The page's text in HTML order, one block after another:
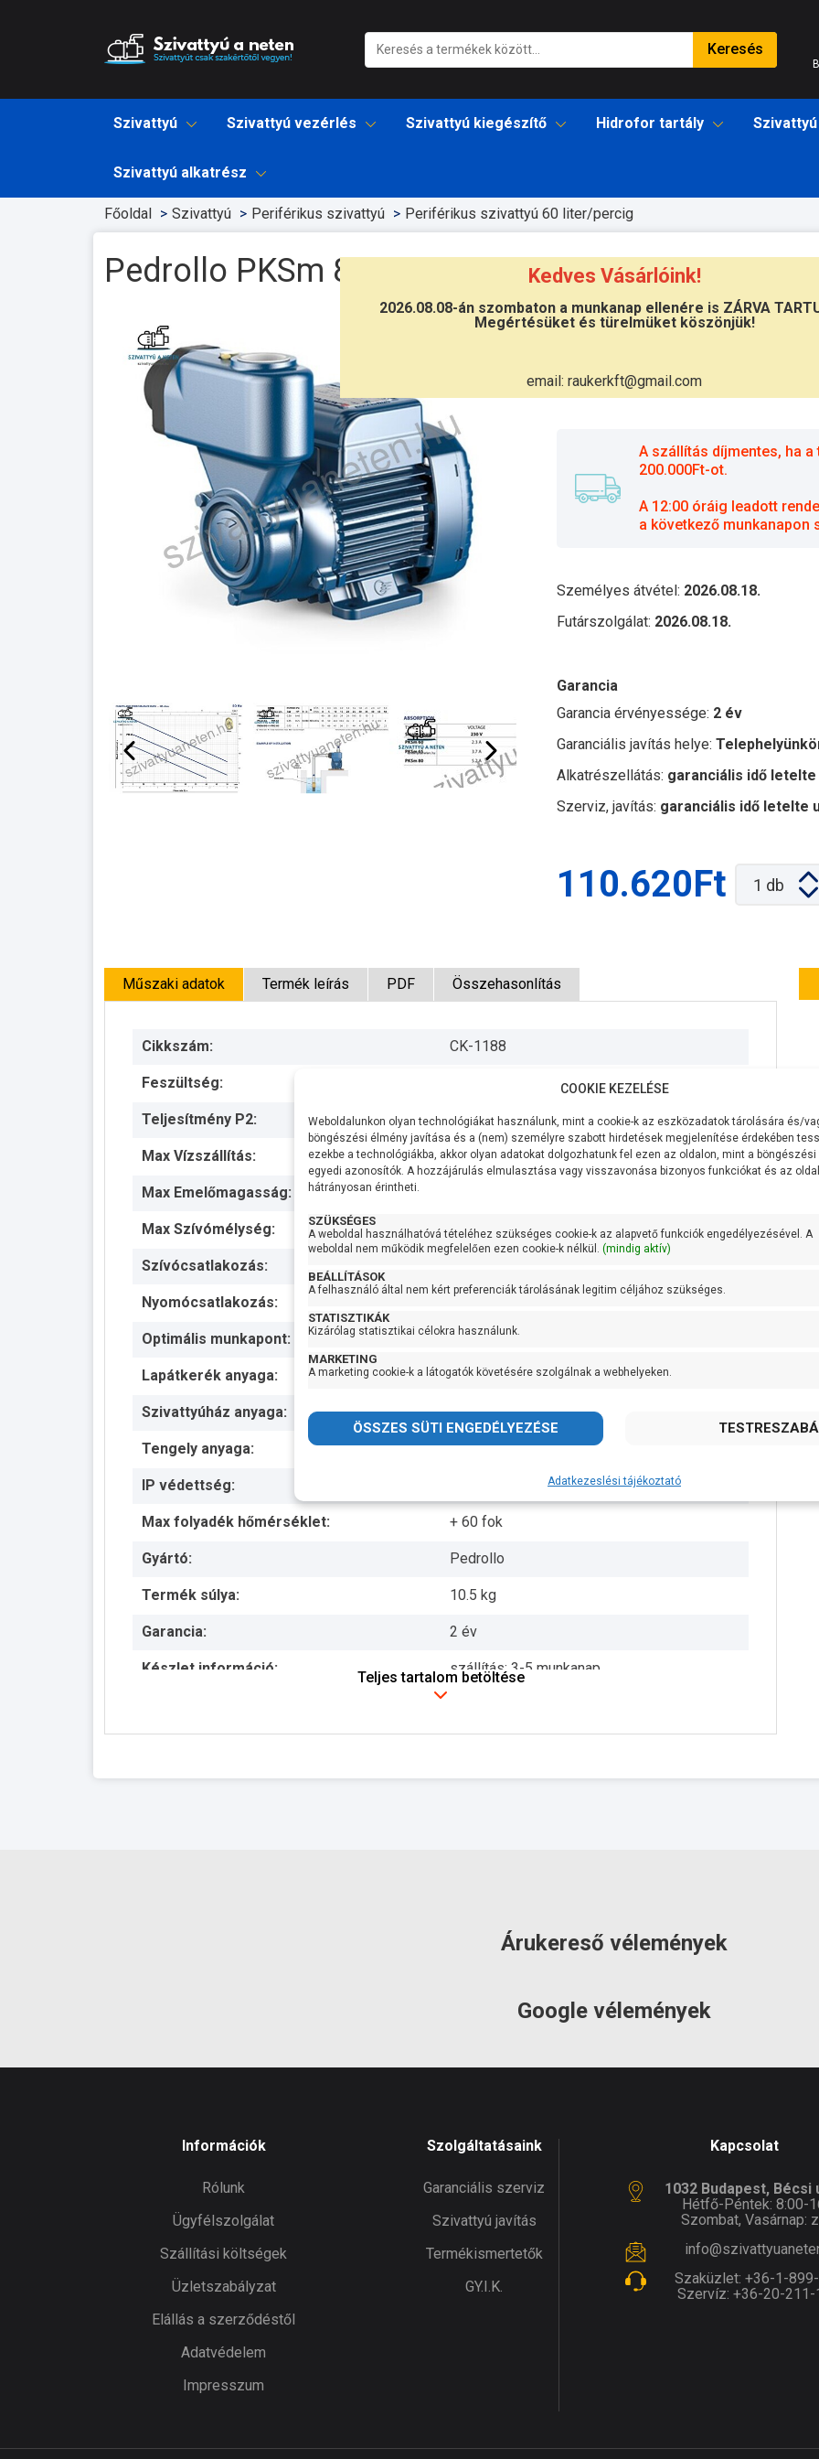
Kedves Vásárlóink!
2026.08.08-án szombaton a munkanap ellenére is ZÁRVA
Megértésüket és türelmüket köszönjük!
email: raukerkft@gmail.com
Keresés
Szivattyú Szivattyú vezérlés Szivattyú kiegészítő Hidrofor tartály
Szivattyú alkatrész
Főoldal Szivattyú Periférikus szivattyú Periférikus szivattyú 60 liter/percig
Pedrollo PKSm 80
Átvétel
Szállítási költség:3.750Ft
A szállítás díjmentes, ha
200.000Ft-ot.
A 12:00 óráig leadott
a következő munkanapon
Személyes átvétel: 2026.08.18.
Futárszolgálat: 2026.08.18.
Garancia
Garancia érvényessége: 2 év
Garanciális javítás helye:
Alkatrészellátás: garanciális idő letelte
Szerviz, javítás: garanciális idő letelte
110.620Ft 1 db
Műszaki adatok Termék leírás PDF Összehasonlítás
Cikkszám: CK-1188
Feszültség:
Teljesítmény P2: 750W
Max Vízszállítás: 50 liter/perc
Max Emelőmagasság:
Max Szívómélység: 9 méter
Szívócsatlakozás:
Nyomócsatlakozás: 1 coll
Optimális munkapont: 46 méteren 25 liter/perc
Lapátkerék anyaga: Rézötvözet
Szivattyúház anyaga: Öntvény
Tengely anyaga: AISI 431 rozsdamentes acél
IP védettség:
Max folyadék hőmérséklet: + 60 fok
Gyártó: Pedrollo
Termék súlya: 10.5 kg
Garancia: 2 év
Készlet információ: szállítás: 3-5 munkanap
Teljes tartalom betöltése
Árukereső vélemények
Google vélemények
Információk
Rólunk
Ügyfélszolgálat
Szállítási költségek
Üzletszabályzat
Elállás a szerződéstől
Adatvédelem
Impresszum
Szolgáltatásaink
Garanciális szerviz
Szivattyú javítás
Termékismertetők
GY.I.K.
Kapcsolat
1032 Budapest, Bécsi
Hétfő-Péntek: 8:00-
Szombat, Vasárnap:
Szaküzlet: +36-1-
Szervíz: +36-20-211-
COOKIE KEZELÉSE
Weboldalunkon olyan technológiákat használunk, mint a cookie-k az eszközadatok tárolására és/
böngészési élmény javítása és a (nem) személyre szabott hirdetések megjelenítése érdekében
ezekbe a technológiákba, akkor olyan adatokat dolgozhatunk fel ezen az oldalon, mint a
egyedi azonosítók. A hozzájárulás elmulasztása vagy visszavonása bizonyos funkciókat és az
hátrányosan érintheti.
SZÜKSÉGES
A weboldal használhatóvá tételéhez szükséges cookie-k az alapvető funkciók engedélyezésével. A
weboldal nem működik megfelelően ezen cookie-k nélkül. (mindig aktív)
BEÁLLÍTÁSOK
A felhasználó által nem kért preferenciák tárolásának legitim céljához szükséges.
STATISZTIKÁK
Kizárólag statisztikai célokra használunk.
MARKETING
A marketing cookie-k a látogatók követésére szolgálnak a webhelyeken.
Adatkezeslési tájékoztató